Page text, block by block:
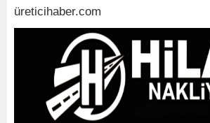
üreticihaber.com